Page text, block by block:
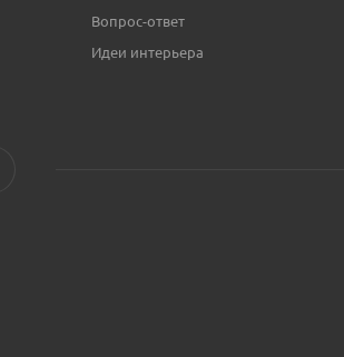
Вопрос-ответ
Идеи интерьера